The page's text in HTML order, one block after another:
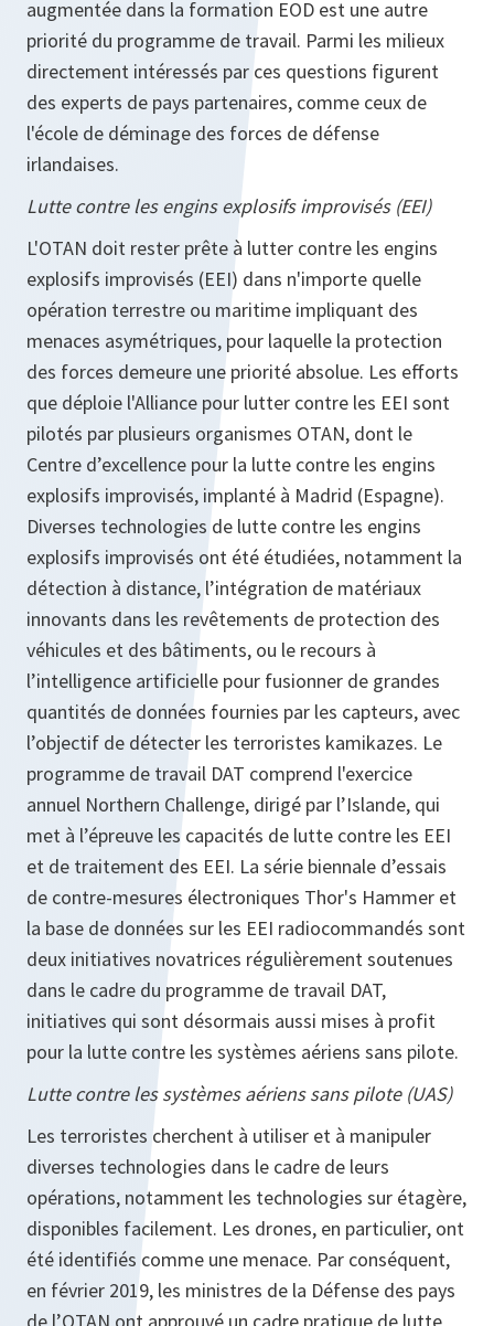
augmentée dans la formation EOD est une autre
priorité du programme de travail. Parmi les milieux
directement intéressés par ces questions figurent
des experts de pays partenaires, comme ceux de
l'école de déminage des forces de défense
irlandaises.
Lutte contre les engins explosifs improvisés (EEI)
L'OTAN doit rester prête à lutter contre les engins
explosifs improvisés (EEI) dans n'importe quelle
opération terrestre ou maritime impliquant des
menaces asymétriques, pour laquelle la protection
des forces demeure une priorité absolue. Les efforts
que déploie l'Alliance pour lutter contre les EEI sont
pilotés par plusieurs organismes OTAN, dont le
Centre d’excellence pour la lutte contre les engins
explosifs improvisés, implanté à Madrid (Espagne).
Diverses technologies de lutte contre les engins
explosifs improvisés ont été étudiées, notamment la
détection à distance, l’intégration de matériaux
innovants dans les revêtements de protection des
véhicules et des bâtiments, ou le recours à
l’intelligence artificielle pour fusionner de grandes
quantités de données fournies par les capteurs, avec
l’objectif de détecter les terroristes kamikazes. Le
programme de travail DAT comprend l'exercice
annuel Northern Challenge, dirigé par l’Islande, qui
met à l’épreuve les capacités de lutte contre les EEI
et de traitement des EEI. La série biennale d’essais
de contre-mesures électroniques Thor's Hammer et
la base de données sur les EEI radiocommandés sont
deux initiatives novatrices régulièrement soutenues
dans le cadre du programme de travail DAT,
initiatives qui sont désormais aussi mises à profit
pour la lutte contre les systèmes aériens sans pilote.
Lutte contre les systèmes aériens sans pilote (UAS)
Les terroristes cherchent à utiliser et à manipuler
diverses technologies dans le cadre de leurs
opérations, notamment les technologies sur étagère,
disponibles facilement. Les drones, en particulier, ont
été identifiés comme une menace. Par conséquent,
en février 2019, les ministres de la Défense des pays